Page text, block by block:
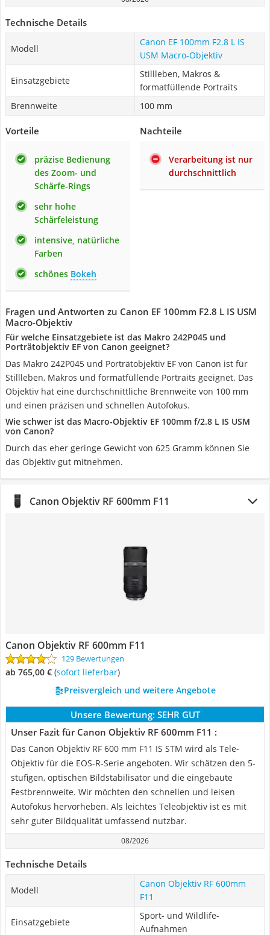
Technische Details
Modell
Canon EF 100mm F2.8 L IS
USM Macro-Objektiv
Einsatzgebiete
Stillleben, Makros &
formatfüllende Portraits
Brennweite
100 mm
Vorteile
präzise Bedienung
des Zoom- und
Schärfe-Rings
sehr hohe
Schärfeleistung
intensive, natürliche
Farben
schönes Bokeh
Nachteile
Verarbeitung ist nur
durchschnittlich
Fragen und Antworten zu Canon EF 100mm F2.8 L IS USM
Macro-Objektiv
Für welche Einsatzgebiete ist das Makro 242P045 und
Porträtobjektiv EF von Canon geeignet?
Das Makro 242P045 und Porträtobjektiv EF von Canon ist für
Stillleben, Makros und formatfüllende Portraits geeignet. Das
Objektiv hat eine durchschnittliche Brennweite von 100 mm
und einen präzisen und schnellen Autofokus.
Wie schwer ist das Macro-Objektiv EF 100mm f/2.8 L IS USM
von Canon?
Durch das eher geringe Gewicht von 625 Gramm können Sie
das Objektiv gut mitnehmen.
Canon Objektiv RF 600mm F11
Canon Objektiv RF 600mm F11
129 Bewertungen
ab 765,00 € ( Sofort lieferbar)
Preisvergleich und weitere Angebote
Unsere Bewertung: SEHR GUT
Unser Fazit für Canon Objektiv RF 600mm F11 :
Das Canon Objektiv RF 600 mm F11 IS STM wird als Tele-
Objektiv für die EOS-R-Serie angeboten. Wir schätzen den 5-
stufigen, optischen Bildstabilisator und die eingebaute
Festbrennweite. Wir möchten den schnellen und leisen
Autofokus hervorheben. Als leichtes Teleobjektiv ist es mit
sehr guter Bildqualität umfassend nutzbar.
08/2026
Technische Details
Modell
Canon Objektiv RF 600mm
F11
Einsatzgebiete
Sport- und Wildlife-
Aufnahmen